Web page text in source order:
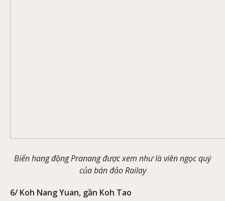
Biển hang động Pranang được xem như là viên ngọc quý
của bán đảo Railay
6/ Koh Nang Yuan, gần Koh Tao